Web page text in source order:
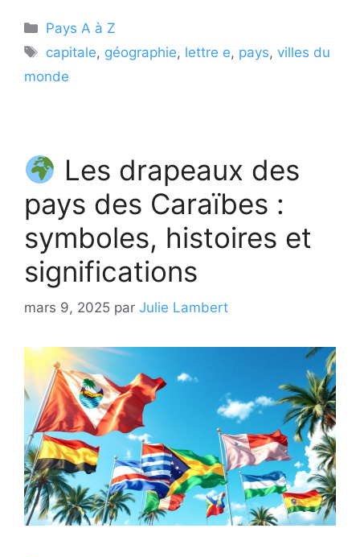
Catégories
Pays A à Z
Étiquettes
capitale, géographie, lettre e, pays,villes du
monde
Les drapeaux des
pays des Caraïbes :
symboles, histoires et
significations
mars 9, 2025 par Julie Lambert